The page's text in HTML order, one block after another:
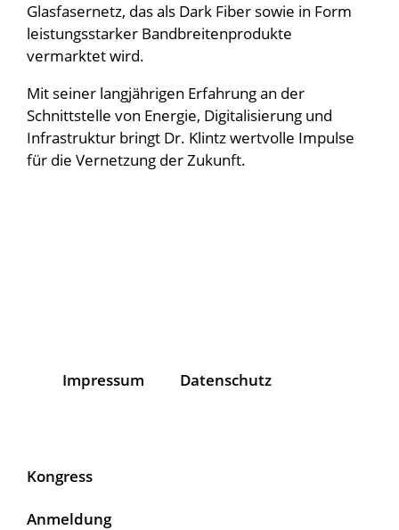
Glasfasernetz, das als Dark Fiber sowie in Form
leistungsstarker Bandbreitenprodukte
vermarktet wird.
Mit seiner langjährigen Erfahrung an der
Schnittstelle von Energie, Digitalisierung und
Infrastruktur bringt Dr. Klintz wertvolle Impulse
für die Vernetzung der Zukunft.
Impressum Datenschutz
Kongress
Anmeldung